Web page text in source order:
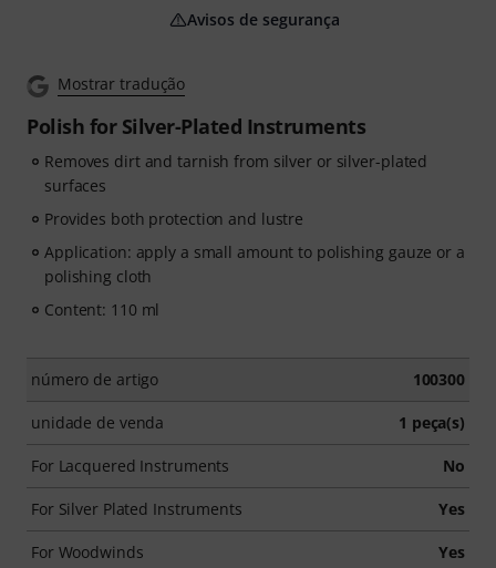
Mostrar tradução
Polish for Silver-Plated Instruments
Removes dirt and tarnish from silver or silver-plated
surfaces
Provides both protection and lustre
Application: apply a small amount to polishing gauze or a
polishing cloth
Content: 110 ml
número de artigo 100300
unidade de venda 1 peça(s)
For Lacquered Instruments No
For Silver Plated Instruments Yes
For Woodwinds Yes
Avisos de segurança